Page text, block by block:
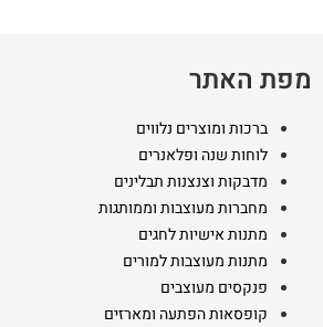
מפת האתר
ברכות ומוצרים נלווים
לוחות שנה ופלאנרים
מדבקות וצנצנות תבלינים
מחברות מעוצבות וממותגות
מתנות אישיות לחגים
מתנות מעוצבות למורים
פנקסים מעוצבים
קופסאות הפתעה ומארזים